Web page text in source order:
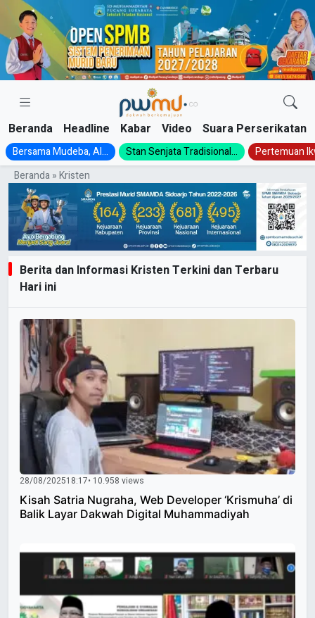
Skip
content
Beranda Headline Kabar Video Suara Perserikatan
Bersama Mudeba, Al... Stan Senjata Tradisional...
Pertemuan
Beranda»Kristen
Berita dan Informasi Kristen Terkini dan Terbaru
Hari ini
28/08/202518:17• 10.958 views
Kisah Satria Nugraha, Web Developer ‘Krismuha’ di
Balik Layar Dakwah Digital Muhammadiyah